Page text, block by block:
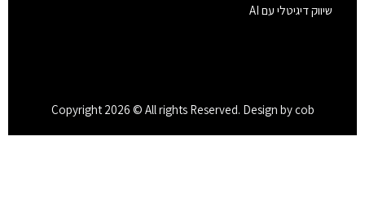
שיווק דיגיטלי עם AI
Copyright 2026 © All rights Reserved. Design by cob